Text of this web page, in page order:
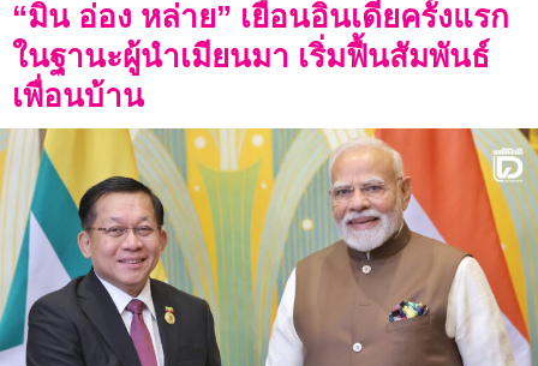
“มิน อ่อง หล่าย” เยือนอินเดียครั้งแรก
ในฐานะผู้นำเมียนมา เริ่มฟื้นสัมพันธ์
เพื่อนบ้าน